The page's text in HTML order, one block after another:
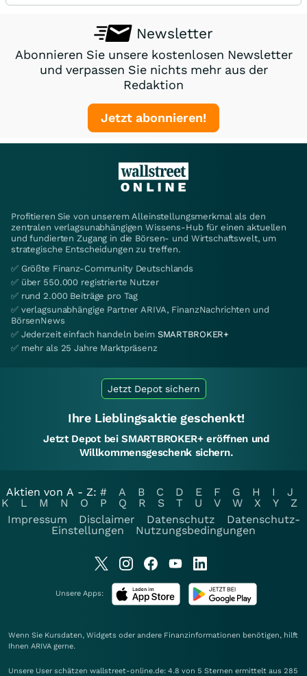
Newsletter
Abonnieren Sie unsere kostenlosen Newsletter
und verpassen Sie nichts mehr aus der
Redaktion
Jetzt abonnieren!
Profitieren Sie von unserem Alleinstellungsmerkmal als den
zentralen verlagsunabhängigen Wissens-Hub für einen aktuellen
und fundierten Zugang in die Börsen- und Wirtschaftswelt, um
strategische Entscheidungen zu treffen.
✅ Größte Finanz-Community Deutschlands
✅ über 550.000 registrierte Nutzer
✅ rund 2.000 Beiträge pro Tag
✅ verlagsunabhängige Partner ARIVA, FinanzNachrichten und
BörsenNews
✅ Jederzeit einfach handeln beim SMARTBROKER+
✅ mehr als 25 Jahre Marktpräsenz
Jetzt Depot sichern
Ihre Lieblingsaktie geschenkt!
Jetzt Depot bei SMARTBROKER+ eröffnen und
Willkommensgeschenk sichern.
Aktien von A - Z: # A B C D E F G H I
J
K
L M N O P Q R S T U V W X Y
Z
Impressum
Disclaimer Datenschutz
Datenschutz-
Einstellungen
Nutzungsbedingungen
Unsere Apps:
Wenn Sie Kursdaten, Widgets oder andere Finanzinformationen benötigen, hilft
Ihnen ARIVA gerne.
Unsere User schätzen wallstreet-online.de: 4.8 von 5 Sternen ermittelt aus 285